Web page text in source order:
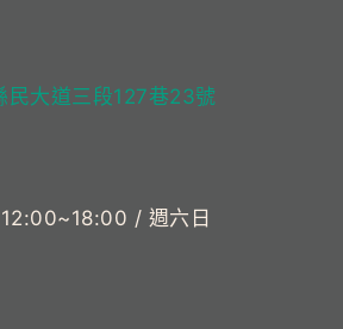
民大道三段127巷23號
/ 週六日